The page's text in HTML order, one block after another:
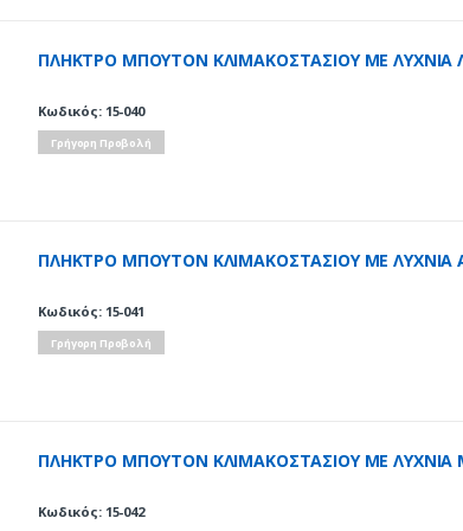
ΠΛΗΚΤΡΟ ΜΠΟΥΤΟΝ ΚΛΙΜΑΚΟΣΤΑΣΙΟΥ ΜΕ ΛΥΧΝΙΑ
Κωδικός: 15-040
Γρήγορη Προβολή
ΠΛΗΚΤΡΟ ΜΠΟΥΤΟΝ ΚΛΙΜΑΚΟΣΤΑΣΙΟΥ ΜΕ ΛΥΧΝΙΑ
Κωδικός: 15-041
Γρήγορη Προβολή
ΠΛΗΚΤΡΟ ΜΠΟΥΤΟΝ ΚΛΙΜΑΚΟΣΤΑΣΙΟΥ ΜΕ ΛΥΧΝΙΑ
Κωδικός: 15-042